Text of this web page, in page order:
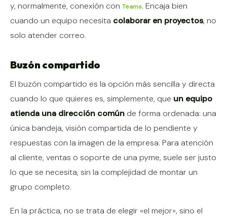
y, normalmente, conexión con Teams. Encaja bien
cuando un equipo necesita colaborar en proyectos, no
solo atender correo.
Buzón compartido
El buzón compartido es la opción más sencilla y directa
cuando lo que quieres es, simplemente, que un equipo
atienda una dirección común de forma ordenada: una
única bandeja, visión compartida de lo pendiente y
respuestas con la imagen de la empresa. Para atención
al cliente, ventas o soporte de una pyme, suele ser justo
lo que se necesita, sin la complejidad de montar un
grupo completo.
En la práctica, no se trata de elegir «el mejor», sino el